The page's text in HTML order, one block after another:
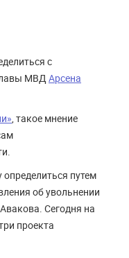
с
МВДАрсена
, такое мнение
путем
об увольнении
Сегодня на
проекта